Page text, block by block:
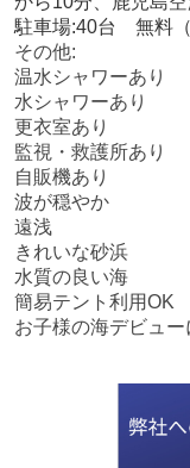
駐車場:40台 無料（
その他:
温水シャワーあり
水シャワーあり
更衣室あり
監視・救護所あり
自販機あり
波が穏やか
遠浅
きれいな砂浜
水質の良い海
簡易テント利用OK
お子様の海デビュー